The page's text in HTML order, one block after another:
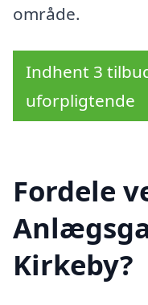
område.
Indhent 3
uforpligtende
Fordele
Kirkeby?